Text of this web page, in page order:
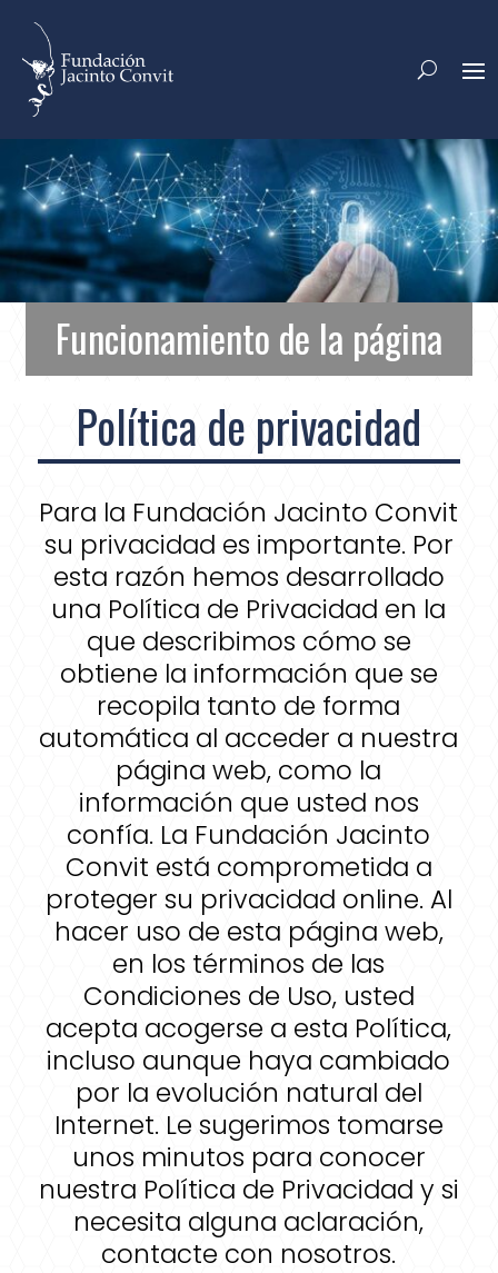
Funcionamiento de la página
Política de privacidad
Para la Fundación Jacinto Convit
su privacidad es importante. Por
esta razón hemos desarrollado
una Política de Privacidad en la
que describimos cómo se
obtiene la información que se
recopila tanto de forma
automática al acceder a nuestra
página web, como la
información que usted nos
confía. La Fundación Jacinto
Convit está comprometida a
proteger su privacidad online. Al
hacer uso de esta página web,
en los términos de las
Condiciones de Uso, usted
acepta acogerse a esta Política,
incluso aunque haya cambiado
por la evolución natural del
Internet. Le sugerimos tomarse
unos minutos para conocer
nuestra Política de Privacidad y si
necesita alguna aclaración,
contacte con nosotros.